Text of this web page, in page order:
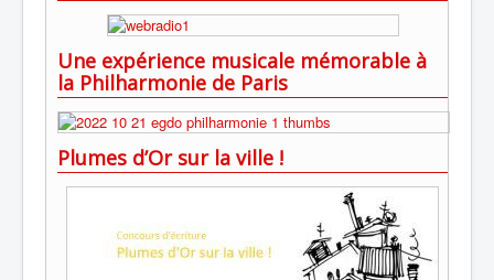
Une expérience musicale mémorable à
la Philharmonie de Paris
Plumes d’Or sur la ville !